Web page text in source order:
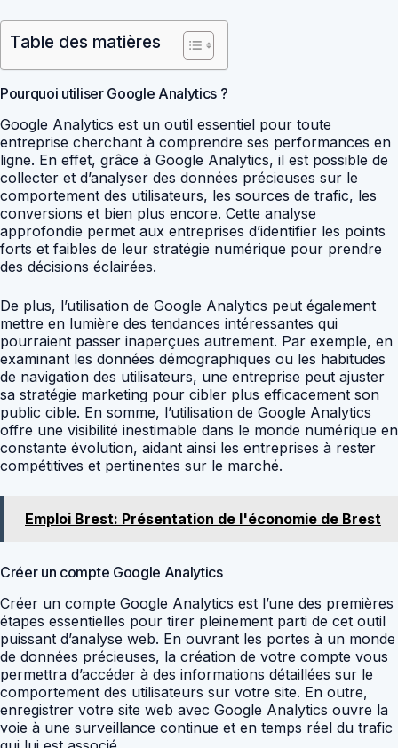
Table des matières
Pourquoi utiliser Google Analytics ?
Google Analytics est un outil essentiel pour toute
entreprise cherchant à comprendre ses performances en
ligne. En effet, grâce à Google Analytics, il est possible de
collecter et d’analyser des données précieuses sur le
comportement des utilisateurs, les sources de trafic, les
conversions et bien plus encore. Cette analyse
approfondie permet aux entreprises d’identifier les points
forts et faibles de leur stratégie numérique pour prendre
des décisions éclairées.
De plus, l’utilisation de Google Analytics peut également
mettre en lumière des tendances intéressantes qui
pourraient passer inaperçues autrement. Par exemple, en
examinant les données démographiques ou les habitudes
de navigation des utilisateurs, une entreprise peut ajuster
sa stratégie marketing pour cibler plus efficacement son
public cible. En somme, l’utilisation de Google Analytics
offre une visibilité inestimable dans le monde numérique en
constante évolution, aidant ainsi les entreprises à rester
compétitives et pertinentes sur le marché.
Emploi Brest: Présentation de l'économie de Brest
Créer un compte Google Analytics
Créer un compte Google Analytics est l’une des premières
étapes essentielles pour tirer pleinement parti de cet outil
puissant d’analyse web. En ouvrant les portes à un monde
de données précieuses, la création de votre compte vous
permettra d’accéder à des informations détaillées sur le
comportement des utilisateurs sur votre site. En outre,
enregistrer votre site web avec Google Analytics ouvre la
voie à une surveillance continue et en temps réel du trafic